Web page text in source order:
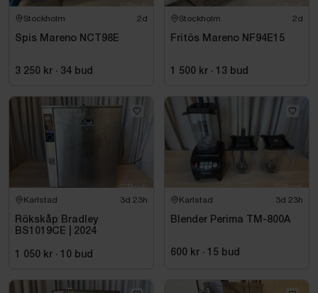
Stockholm 2d
Spis Mareno NCT98E
3 250 kr · 34 bud
Stockholm 2d
Fritös Mareno NF94E15
1 500 kr · 13 bud
Karlstad 3d 23h
Rökskåp Bradley
BS1019CE | 2024
1 050 kr · 10 bud
Karlstad 3d 23h
Blender Perima TM-800A
600 kr · 15 bud